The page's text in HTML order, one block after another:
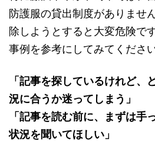
防護服の貸出制度がありませ
除しようとすると大変危険で
事例を参考にしてみてください
「記事を探しているけれど、
況に合うか迷ってしまう」
「記事を読む前に、まずは手
状況を聞いてほしい」